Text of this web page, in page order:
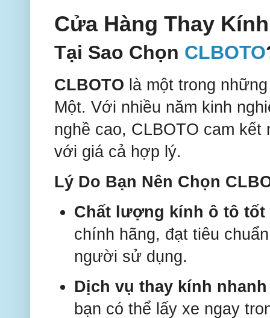
Cửa Hàng Thay
Tại Sao Chọn CLBOTO
CLBOTO là một trong
Một. Với nhiều năm kinh
nghề cao, CLBOTO cam
với giá cả hợp lý.
Lý Do Bạn Nên Chọn
Chất lượng kính ô tô tốt
chính hãng, đạt tiêu
người sử dụng.
Dịch vụ thay kính
bạn có thể lấy xe ngay